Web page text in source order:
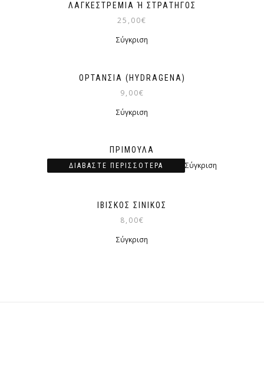
ΛΑΓΚΕΣΤΡΈΜΙΑ Ή ΣΤΡΑΤΗΓΌΣ
25,00€
Σύγκριση
ΟΡΤΑΝΣΊΑ (HYDRAGENA)
9,00€
Σύγκριση
ΠΡΊΜΟΥΛΑ
ΔΙΑΒΆΣΤΕ ΠΕΡΙΣΣΌΤΕΡΑ Σύγκριση
ΙΒΊΣΚΟΣ ΣΙΝΙΚΌΣ
8,00€
Σύγκριση